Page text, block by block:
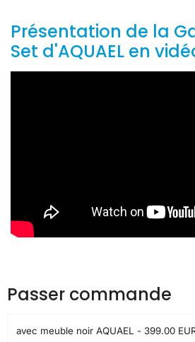
Présentation de la
Set d'AQUAEL en
Passer commande